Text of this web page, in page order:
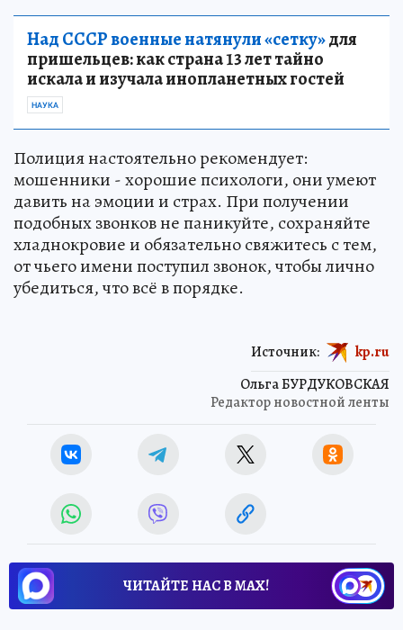
Над СССР военные натянули «сетку»для
пришельцев: как страна 13 лет тайно
искала и изучала инопланетных гостей
НАУКА
Полиция настоятельно рекомендует:
мошенники - хорошие психологи, они умеют
давить на эмоции и страх. При получении
подобных звонков не паникуйте, сохраняйте
хладнокровие и обязательно свяжитесь с тем,
от чьего имени поступил звонок, чтобы лично
убедиться, что всё в порядке.
Ольга БУРДУКОВСКАЯ
Редактор новостной ленты
Источник: kp.ru
ЧИТАЙТЕ НАС В МАХ!